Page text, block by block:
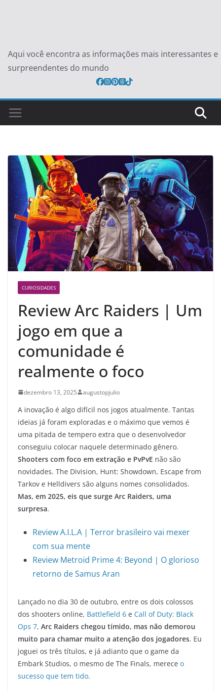
Aqui você encontra as informações mais interessantes e
surpreendentes do mundo
CURIOSIDADES
Review Arc Raiders | Um
jogo em que a
comunidade é
realmente o foco
dezembro 13, 2025 augustopjulio
A inovação é algo difícil nos jogos atualmente. Tantas
ideias já foram exploradas e o máximo que vemos é
uma pitada de tempero extra que o desenvolvedor
conseguiu colocar naquele determinado gênero.
Shooters com foco em extração e PvPvE não são
novidades. The Division, Hunt: Showdown, Escape from
Tarkov e Helldivers são alguns nomes consolidados.
Mas, em 2025, eis que surge Arc Raiders, uma
surpresa.
Review A.I.L.A | Terror brasileiro vai mexer
com sua mente
Review Metroid Prime 4: Beyond | O glorioso
retorno de Samus Aran
Lançado no dia 30 de outubro, entre os dois colossos
dos shooters online, Battlefield 6 e Call of Duty: Black
Ops 7, Arc Raiders chegou tímido, mas não demorou
muito para chamar muito a atenção dos jogadores. Eu
joguei os três títulos, e já adianto que o game da
Embark Studios, o mesmo de The Finals, merece o
sucesso que tem tido.